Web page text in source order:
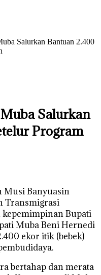
Salurkan Bantuan 2.400
Salurkan
Program
Musi Banyuasin
Transmigrasi
kepemimpinan Bupati
Muba Beni Hernedi
ekor itik (bebek)
bertahap dan merata